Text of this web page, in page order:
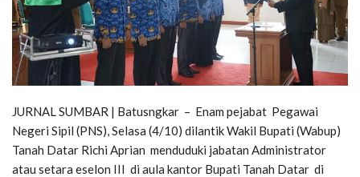
JURNAL SUMBAR | Batusngkar – Enam pejabat Pegawai
Negeri Sipil (PNS), Selasa (4/10) dilantik Wakil Bupati (Wabup)
Tanah Datar Richi Aprian menduduki jabatan Administrator
atau setara eselon III di aula kantor Bupati Tanah Datar di